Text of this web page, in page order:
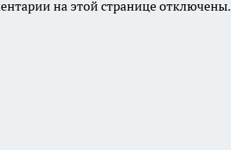
на этой странице отключены.